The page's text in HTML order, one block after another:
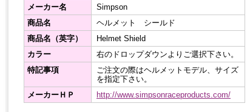
メーカー名
Simpson
商品名
ヘルメット シールド
商品名（英字）
Helmet Shield
カラー
右のドロップダウンよりご選択下さい。
特記事項
ご注文の際はヘルメットモデル、サイズ
を指定下さい。
メーカーＨＰ
http://www.simpsonraceproducts.com/